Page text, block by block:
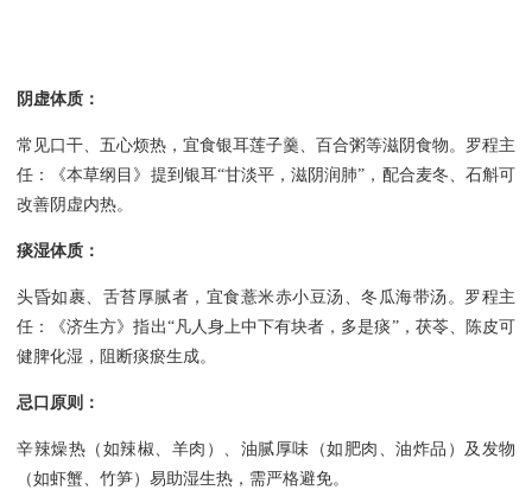
阴虚体质：
常见口干、五心烦热，宜食银耳莲子羹、百合粥等滋阴食物。 罗程主
任：
《本草纲目》提到银耳“甘淡平，滋阴润肺”，配合麦冬、石斛可
改善阴虚内热。
痰湿体质：
头昏如裹、舌苔厚腻者，宜食薏米赤小豆汤、冬瓜海带汤。 罗程主
任：
《济生方》指出“凡人身上中下有块者，多是痰”，茯苓、陈皮可
健脾化湿，阻断痰瘀生成。
忌口原则：
辛辣燥热（如辣椒、羊肉）、油腻厚味（如肥肉、油炸品）及发物
（如虾蟹、竹笋）易助湿生热，需严格避免。